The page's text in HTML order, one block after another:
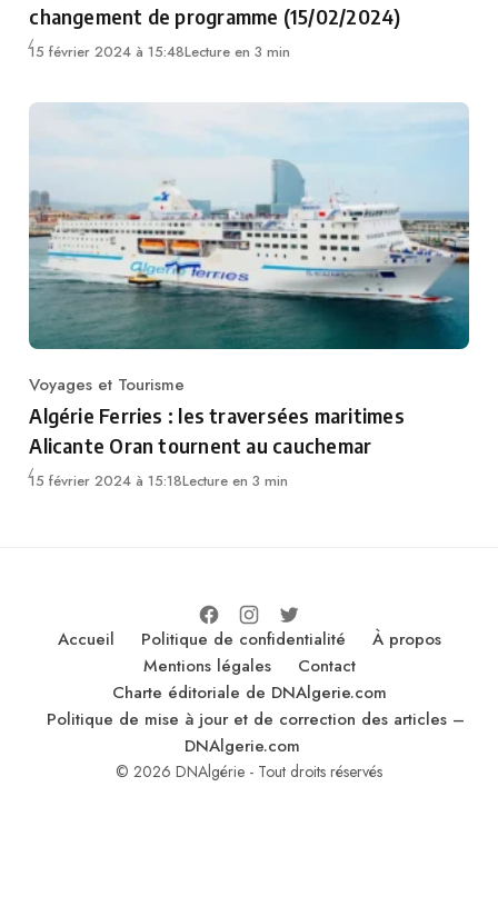
changement de programme (15/02/2024)
15 février 2024 à 15:48Lecture en 3 min
Category
Voyages et Tourisme
Algérie Ferries : les traversées maritimes
Alicante Oran tournent au cauchemar
15 février 2024 à 15:18Lecture en 3 min
Accueil Politique de confidentialité
À propos
Mentions légales
Contact
Charte éditoriale de DNAlgerie.com
Politique de mise à jour et de correction des articles –
DNAlgerie.com
© 2026 DNAlgérie - Tout droits réservés